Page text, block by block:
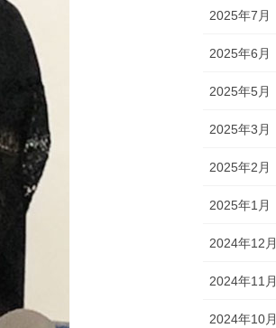
2025年7月
2025年6月
2025年5月
2025年3月
2025年2月
2025年1月
2024年12月
2024年11月
2024年10月